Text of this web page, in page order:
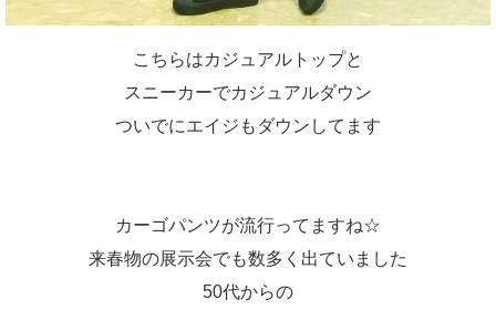
こちらはカジュアルトップと
スニーカーでカジュアルダウン
ついでにエイジもダウンしてます
カーゴパンツが流行ってますね☆
来春物の展示会でも数多く出ていました
50代からの